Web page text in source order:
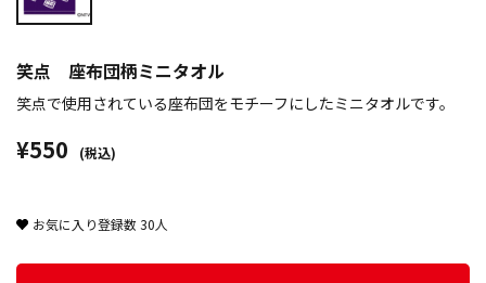
笑点 座布団柄ミニタオル
笑点で使用されている座布団をモチーフにしたミニタオルです。
¥550 (税込)
お気に入り登録数30人